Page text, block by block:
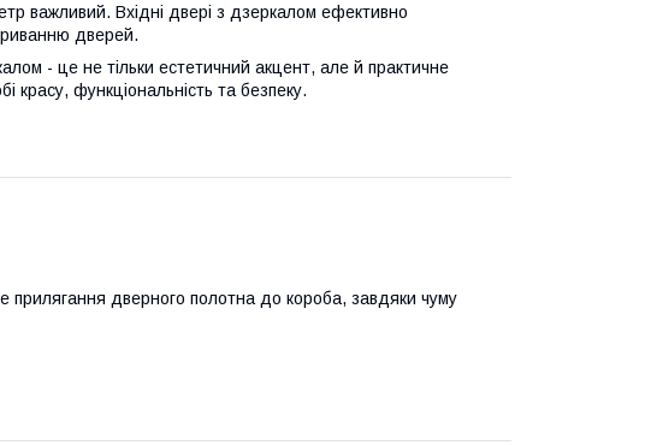
важливий. Вхідні двері з дзеркалом ефективно
дверей.
- це не тільки естетичний акцент, але й практичне
функціональність та безпеку.
прилягання дверного полотна до короба, завдяки чуму